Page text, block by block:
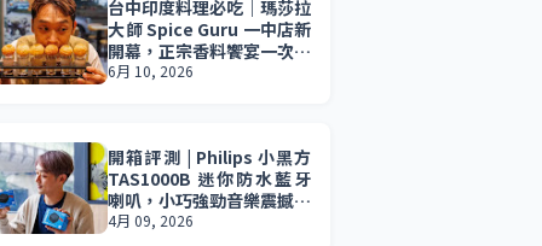
台中印度料理必吃｜瑪莎拉
大師 Spice Guru 一中店新
開幕，正宗香料饗宴一次滿
足，印度料理控必收藏。
6月 10, 2026
開箱評測 | Philips 小黑方
TAS1000B 迷你防水藍牙
喇叭，小巧強勁音樂震撼無
所不在。小資族 2026 最值
4月 09, 2026